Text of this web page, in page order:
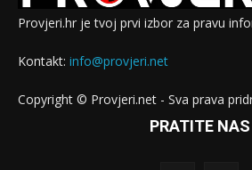
Provjeri.hr je tvoj prvi izbor za pravu
Kontakt: info@provjeri.net
Copyright © Provjeri.net - Sva prava
PRATITE NAS